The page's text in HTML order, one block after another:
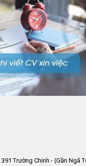
Trường Chinh - (Gần Ngã